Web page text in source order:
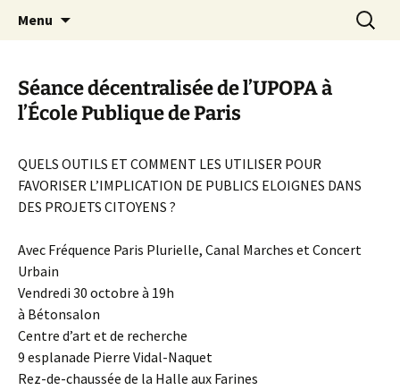
Canal Marches
Menu
Séance décentralisée de l’UPOPA à
l’École Publique de Paris
QUELS OUTILS ET COMMENT LES UTILISER POUR
FAVORISER L’IMPLICATION DE PUBLICS ELOIGNES DANS
DES PROJETS CITOYENS ?
Avec Fréquence Paris Plurielle, Canal Marches et Concert
Urbain
Vendredi 30 octobre à 19h
à Bétonsalon
Centre d’art et de recherche
9 esplanade Pierre Vidal-Naquet
Rez-de-chaussée de la Halle aux Farines